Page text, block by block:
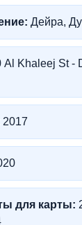
Дейра,
Al Khaleej St -
2017
для карты: